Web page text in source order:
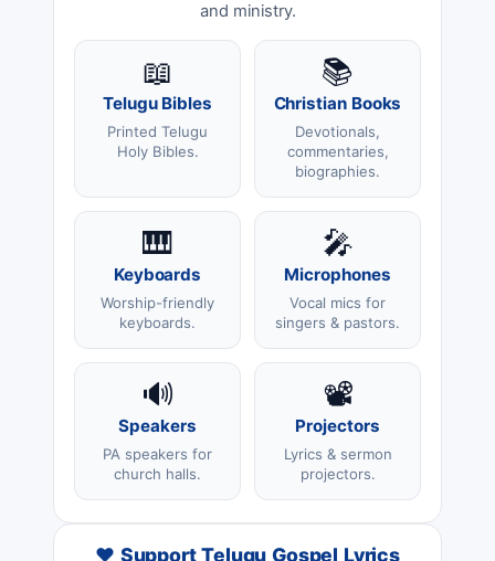
and ministry.
📖
Telugu Bibles
Printed Telugu
Holy Bibles.
📚
Christian Books
Devotionals,
commentaries,
biographies.
🎹
Keyboards
Worship-friendly
keyboards.
🎤
Microphones
Vocal mics for
singers & pastors.
🔊
Speakers
PA speakers for
church halls.
📽️
Projectors
Lyrics & sermon
projectors.